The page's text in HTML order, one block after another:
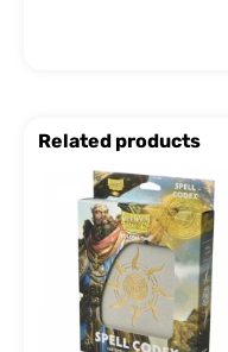
Related products